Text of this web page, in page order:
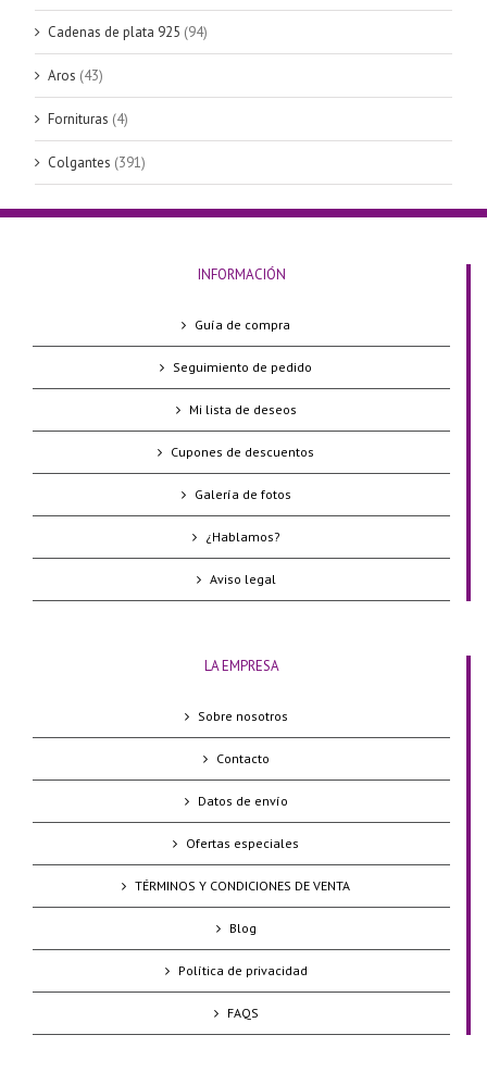
Cadenas de plata 925 (94)
Aros (43)
Fornituras (4)
Colgantes (391)
INFORMACIÓN
Guía de compra
Seguimiento de pedido
Mi lista de deseos
Cupones de descuentos
Galería de fotos
¿Hablamos?
Aviso legal
LA EMPRESA
Sobre nosotros
Contacto
Datos de envío
Ofertas especiales
TÉRMINOS Y CONDICIONES DE VENTA
Blog
Política de privacidad
FAQS